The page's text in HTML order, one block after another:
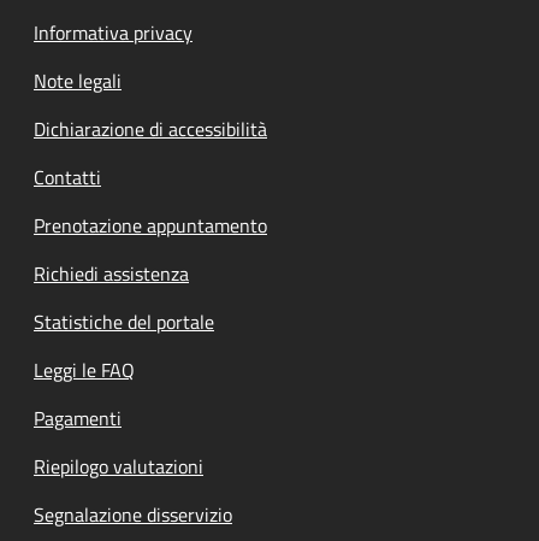
Informativa privacy
Note legali
Dichiarazione di accessibilità
Contatti
Prenotazione appuntamento
Richiedi assistenza
Statistiche del portale
Leggi le FAQ
Pagamenti
Riepilogo valutazioni
Segnalazione disservizio